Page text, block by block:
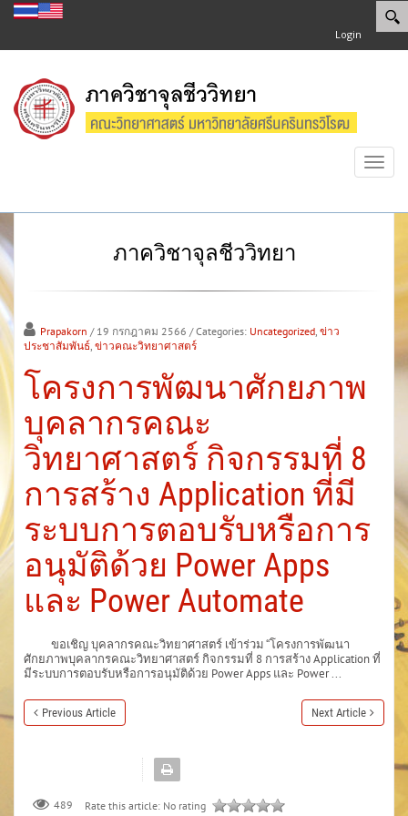
Login
ภาควิชาจุลชีววิทยา
Prapakorn / 19 กรกฎาคม 2566 / Categories: Uncategorized ข่าว
ประชาสัมพันธ์ ข่าวคณะวิทยาศาสตร์
โครงการพัฒนาศักยภาพ
บุคลากรคณะ
วิทยาศาสตร์ กิจกรรมที่ 8
การสร้าง Application ที่มี
ระบบการตอบรับหรือการ
อนุมัติด้วย Power Apps
และ Power Automate
ขอเชิญ บุคลากรคณะวิทยาศาสตร์ เข้าร่วม “โครงการพัฒนา
ศักยภาพบุคลากรคณะวิทยาศาสตร์ กิจกรรมที่ 8 การสร้าง Application ที่
มีระบบการตอบรับหรือการอนุมัติด้วย Power Apps และ Power ...
Previous Article Next Article
489 Rate this article: No rating